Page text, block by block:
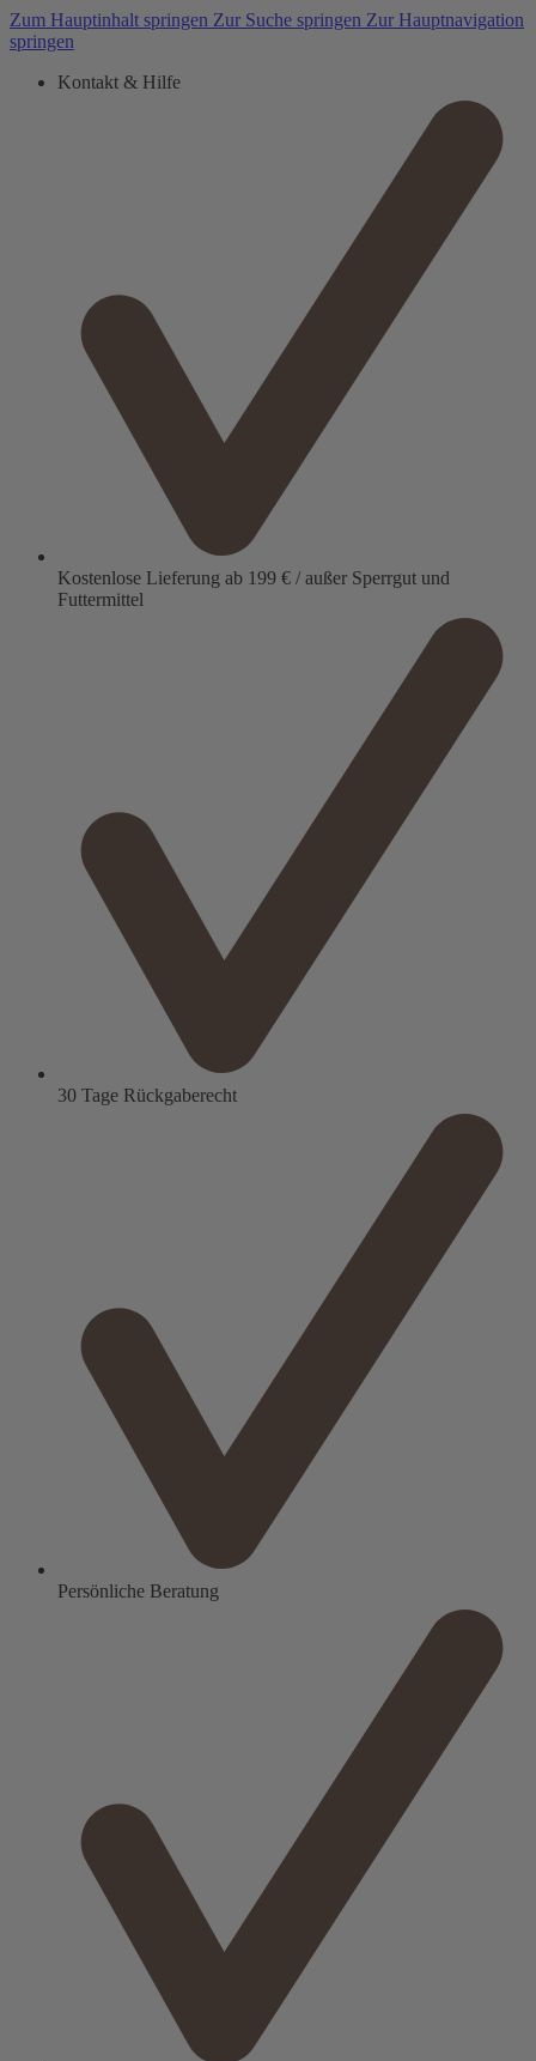
Zum Hauptinhalt springen Zur Suche springen Zur Hauptnavigation
springen
Kontakt & Hilfe
Kostenlose Lieferung ab 199 € / außer Sperrgut und
Futtermittel
30 Tage Rückgaberecht
Persönliche Beratung